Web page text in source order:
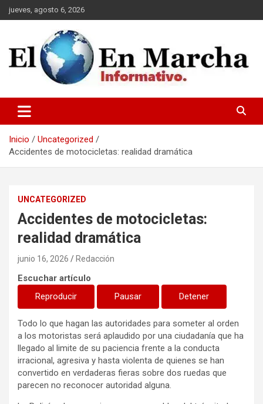
Saltar
al
jueves, agosto 6, 2026
elmundoenmarcha.net
Inicio
Uncategorized
Accidentes de motocicletas: realidad dramática
UNCATEGORIZED
Accidentes de motocicletas:
realidad dramática
junio 16, 2026 Redacción
Escuchar artículo
Reproducir
Pausar Detener
Todo lo que hagan las autoridades para someter al orden
a los motoristas será aplaudido por una ciudadanía que ha
llegado al limite de su paciencia frente a la conducta
irracional, agresiva y hasta violenta de quienes se han
convertido en verdaderas fieras sobre dos ruedas que
parecen no reconocer autoridad alguna.